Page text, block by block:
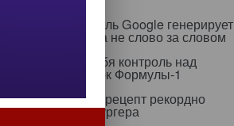
Новая ИИ-модель Google генерирует
текст целиком, а не слово за словом
ИИ берет на себя контроль над
стратегией гонок Формулы-1
ИИ разработал рецепт рекордно
экологичного бургера